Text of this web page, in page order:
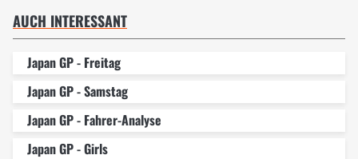
AUCH INTERESSANT
Japan GP - Freitag
Japan GP - Samstag
Japan GP - Fahrer-Analyse
Japan GP - Girls